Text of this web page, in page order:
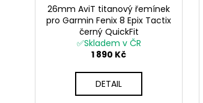
26mm AviT titanový řemínek
pro Garmin Fenix 8 Epix Tactix
černý QuickFit
✅Skladem v ČR
1 890 Kč
DETAIL